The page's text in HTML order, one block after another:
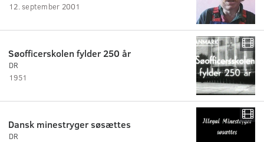
12. september 2001
Søofficerskolen fylder 250 år
DR
1951
Dansk minestryger søsættes
DR